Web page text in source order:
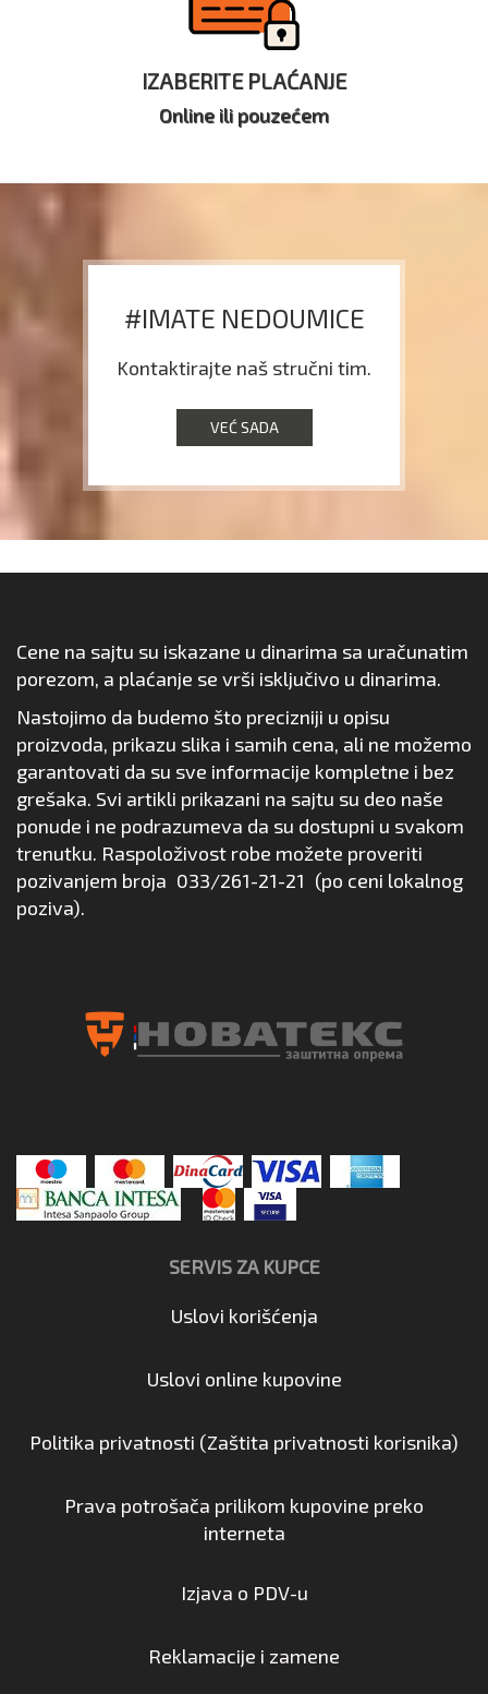
IZABERITE PLAĆANJE
Online ili pouzećem
#IMATE NEDOUMICE
Kontaktirajte naš stručni tim.
VEĆ SADA
Cene na sajtu su iskazane u dinarima sa uračunatim
porezom, a plaćanje se vrši isključivo u dinarima.
Nastojimo da budemo što precizniji u opisu
proizvoda, prikazu slika i samih cena, ali ne možemo
garantovati da su sve informacije kompletne i bez
grešaka. Svi artikli prikazani na sajtu su deo naše
ponude i ne podrazumeva da su dostupni u svakom
trenutku. Raspoloživost robe možete proveriti
pozivanjem broja 033/261-21-21 (po ceni lokalnog
poziva).
SERVIS ZA KUPCE
Uslovi korišćenja
Uslovi online kupovine
Politika privatnosti (Zaštita privatnosti korisnika)
Prava potrošača prilikom kupovine preko
interneta
Izjava o PDV-u
Reklamacije i zamene